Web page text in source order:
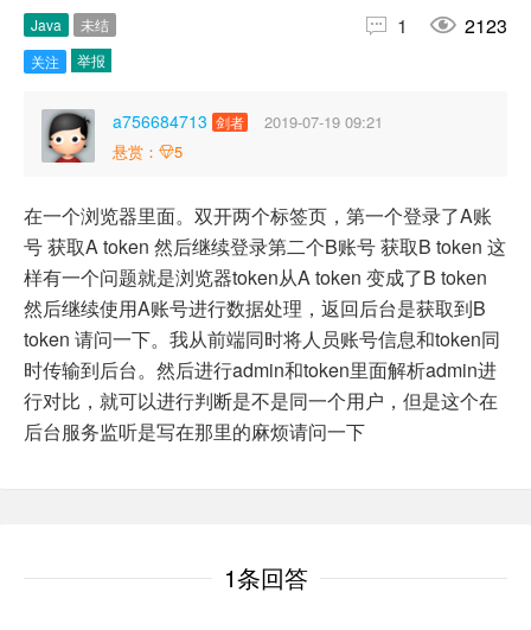
Java
未结
关注
举报
 1  2123
a756684713 剑者
2019-07-19 09:21
悬赏：
5
在一个浏览器里面。双开两个标签页，第一个登录了A账
号 获取A token 然后继续登录第二个B账号 获取B token 这
样有一个问题就是浏览器token从A token 变成了B token
然后继续使用A账号进行数据处理，返回后台是获取到B
token 请问一下。我从前端同时将人员账号信息和token同
时传输到后台。然后进行admin和token里面解析admin进
行对比，就可以进行判断是不是同一个用户，但是这个在
后台服务监听是写在那里的麻烦请问一下
1条回答